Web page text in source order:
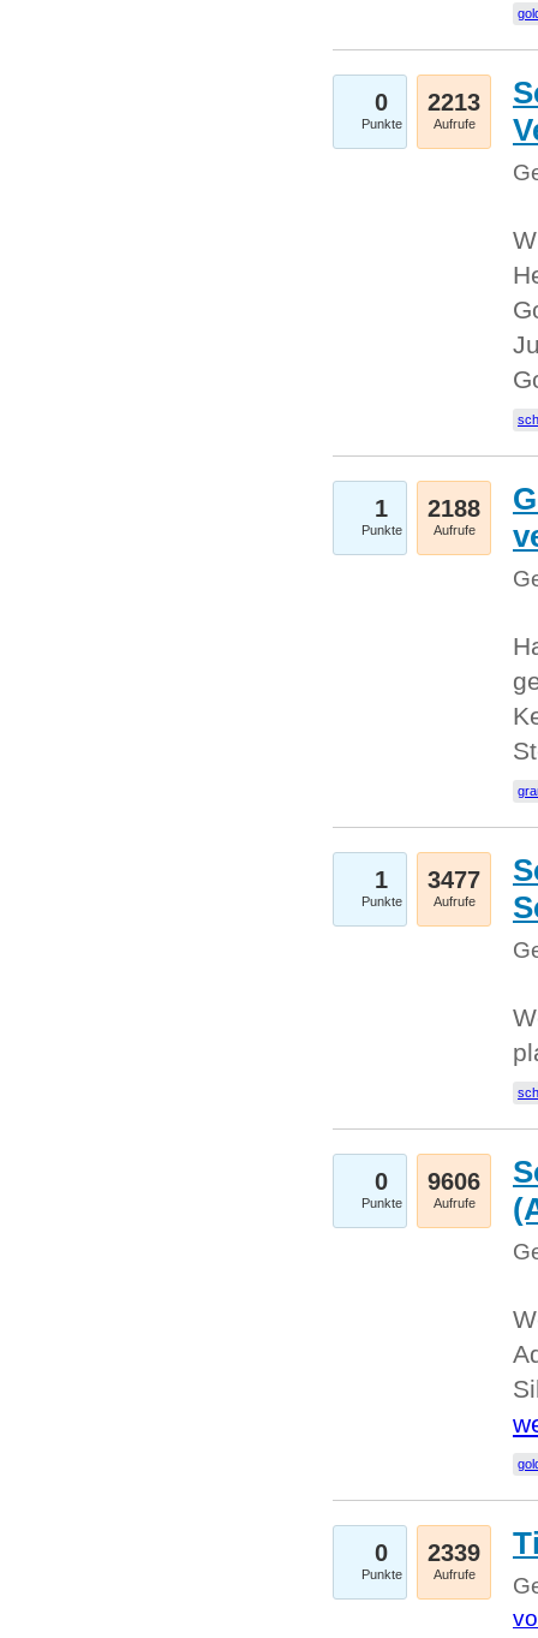
0
Punkte
2213
Aufrufe
1
Punkte
2188
Aufrufe
1
Punkte
3477
Aufrufe
0
Punkte
9606
Aufrufe
0
Punkte
2339
Aufrufe